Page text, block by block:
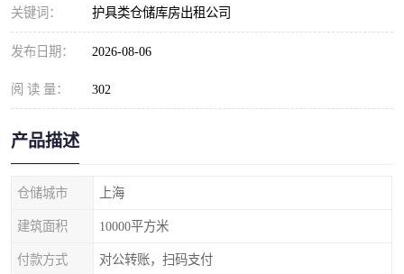
关键词： 护具类仓储库房出租公司
发布日期： 2026-08-06
阅 读 量： 302
产品描述
仓储城市 上海
建筑面积 10000平方米
付款方式 对公转账，扫码支付